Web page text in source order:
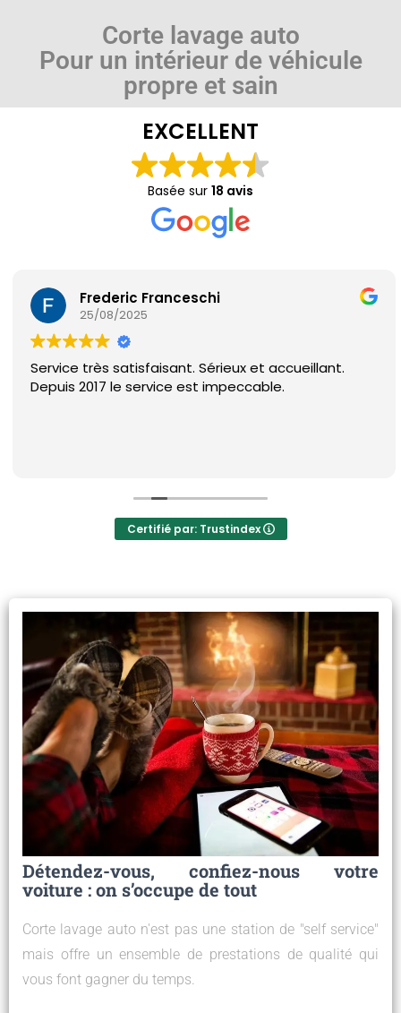
Corte lavage auto
Pour un intérieur de véhicule
propre et sain
EXCELLENT
Basée sur 18 avis
Frederic Franceschi
25/08/2025
Service très satisfaisant. Sérieux et accueillant.
Depuis 2017 le service est impeccable.
Certifié par: Trustindex
Détendez-vous, confiez-nous votre
voiture : on s’occupe de tout
Corte lavage auto n'est pas une station de "self service"
mais offre un ensemble de prestations de qualité qui
vous font gagner du temps.